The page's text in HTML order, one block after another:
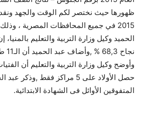
ظهورها حيث نختصر لكم الوقت والجهد ونقدم
2015 في جميع المحافظات المصرية ،
الحميد وكيل وزارة التربية والتعليم
حصل الأولاد على 5 مراكز
المتفوقين الأوائل فى الشهادة الابتدائية.